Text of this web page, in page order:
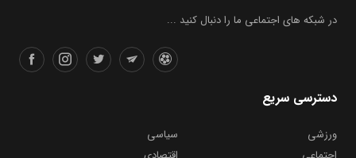
در شبکه های اجتماعی ما را دنبال کنید ...
دسترسی سریع
ورزشی
سیاسی